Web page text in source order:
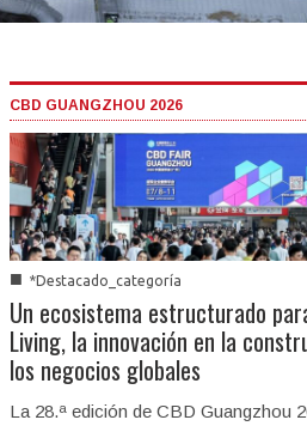
CBD GUANGZHOU 2026
■ *Destacado_categoría
Un ecosistema estructurado
Living, la innovación en la
los negocios globales
La 28.ª edición de CBD Guangzhou